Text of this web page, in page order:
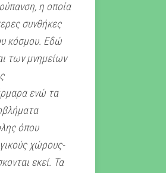
η οποία
συνθήκες
κόσμου. Εδώ
των μνημείων
ενώ τα
όπου
χώρους-
εκεί. Τα